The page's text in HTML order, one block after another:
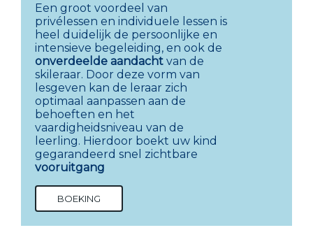
Een groot voordeel van
privélessen en individuele lessen is
heel duidelijk de persoonlijke en
intensieve begeleiding, en ook de
onverdeelde aandacht van de
skileraar. Door deze vorm van
lesgeven kan de leraar zich
optimaal aanpassen aan de
behoeften en het
vaardigheidsniveau van de
leerling. Hierdoor boekt uw kind
gegarandeerd snel zichtbare
vooruitgang
BOEKING